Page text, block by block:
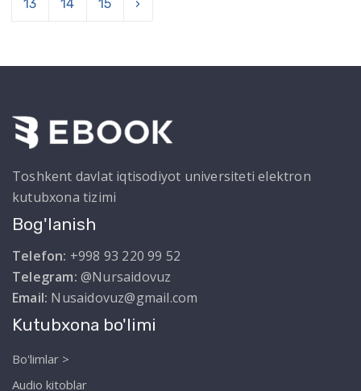
13 14 15 ›
Toshkent davlat iqtisodiyot universiteti elektron
kutubxona tizimi
Bog'lanish
Telefon: +998 93 220 99 52
Telegram: @Nursaidovuz
Email: Nusaidovuz@gmail.com
Kutubxona bo'limi
Bo'limlar >
Audio kitoblar